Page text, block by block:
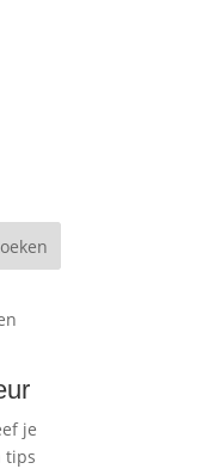
je
tips